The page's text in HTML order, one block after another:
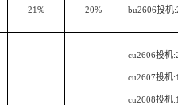
21% 20% bu2606投机
cu2606投机
cu2607投机
cu2608投机